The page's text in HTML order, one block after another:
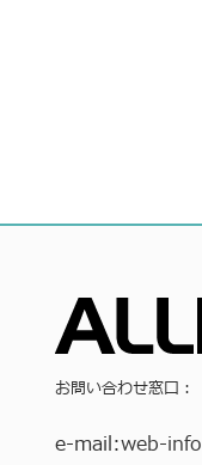
お問い合わせ窓口：
e-mail:web-info